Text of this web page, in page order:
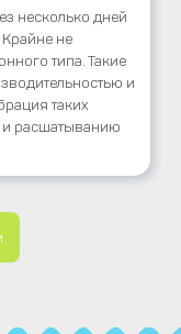
несколько дней
не
типа. Такие
и
таких
и расшатыванию